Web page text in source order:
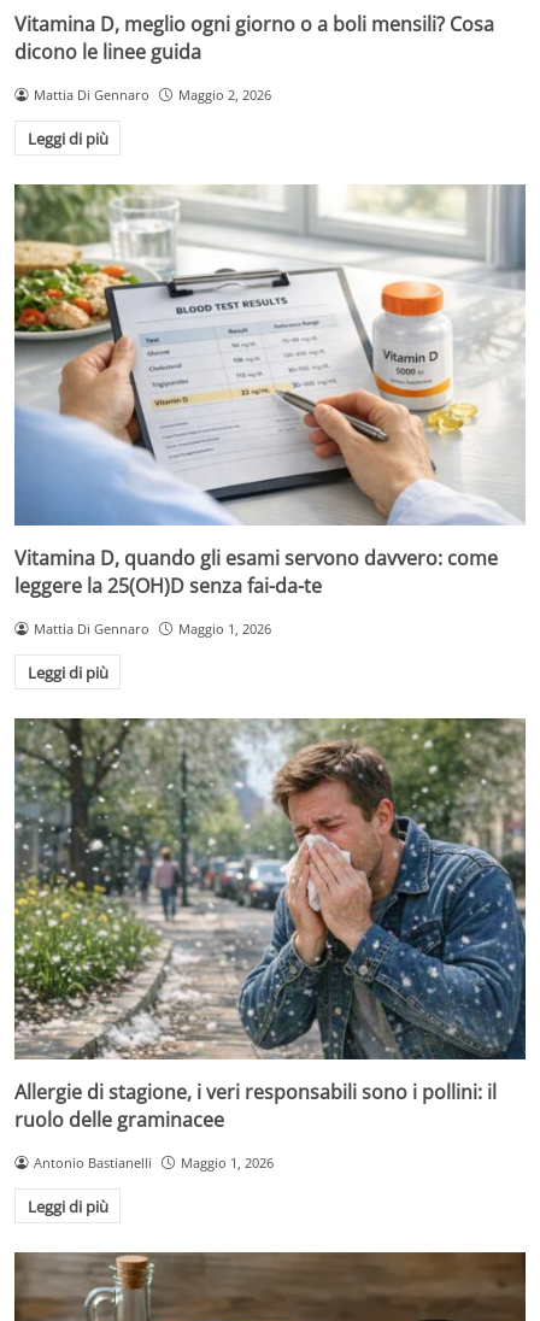
Vitamina D, meglio ogni giorno o a boli mensili? Cosa
dicono le linee guida
Mattia Di Gennaro Maggio 2, 2026
Leggi di più
Vitamina D, quando gli esami servono davvero: come
leggere la 25(OH)D senza fai-da-te
Mattia Di Gennaro Maggio 1, 2026
Leggi di più
Allergie di stagione, i veri responsabili sono i pollini: il
ruolo delle graminacee
Antonio Bastianelli Maggio 1, 2026
Leggi di più